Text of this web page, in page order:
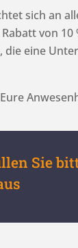
sich an
von 10
die eine
Sie